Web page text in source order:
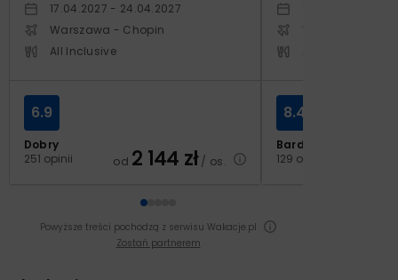
17.04.2027 - 24.04.2027
Warszawa - Chopin
All Inclusive
Dobry
251 opinii
6.9
od 2 144 zł/ os.
Warszawa -
Bardzo dobry
129 opinii
8.4
Powyższe treści pochodzą z serwisu Wakacje.pl
Zostań partnerem